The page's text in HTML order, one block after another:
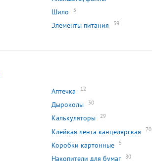
Шило 5
Элементы питания 59
Аптечка 12
Дыроколы 30
Калькуляторы 29
Клейкая лента канцелярская 70
Коробки картонные 5
Накопители для бумаг 80